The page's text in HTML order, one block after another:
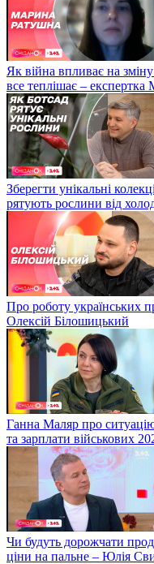
Як війна впливає на
все теплішає –
Зберегти унікальні
рятують рослини від
Про роботу українських
Олексій Білошицький
Ганна Маляр про
та зарплати військових
Чи будуть дорожчати
ціни на пальне – Юлія